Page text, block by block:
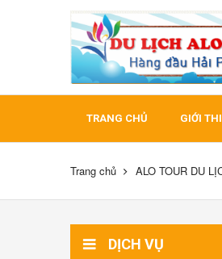
TRANG CHỦ GIỚI
Trang chủ ALO TOUR DU
DỊCH VỤ